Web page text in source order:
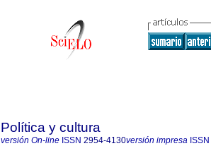
Política y cultura
versión On-line ISSN 2954-4130versión impresa ISSN